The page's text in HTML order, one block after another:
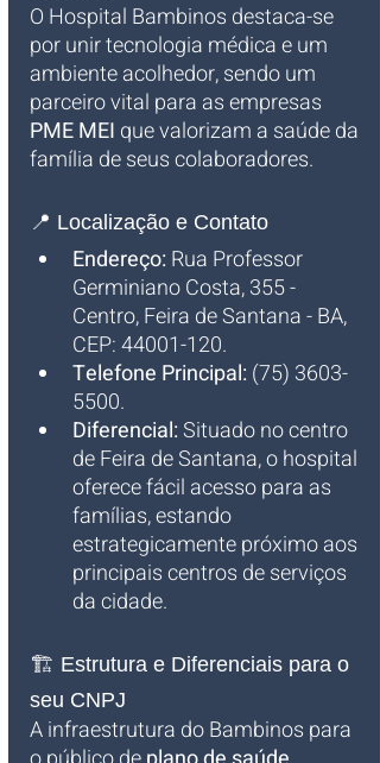
O Hospital Bambinos destaca-se
por unir tecnologia médica e um
ambiente acolhedor, sendo um
parceiro vital para as empresas
PME MEI que valorizam a saúde da
família de seus colaboradores.
📍 Localização e Contato
Endereço: Rua Professor
Germiniano Costa, 355 -
Centro, Feira de Santana - BA,
CEP: 44001-120.
Telefone Principal: (75) 3603-
5500.
Diferencial: Situado no centro
de Feira de Santana, o hospital
oferece fácil acesso para as
famílias, estando
estrategicamente próximo aos
principais centros de serviços
da cidade.
🏗️ Estrutura e Diferenciais para o
seu CNPJ
A infraestrutura do Bambinos para